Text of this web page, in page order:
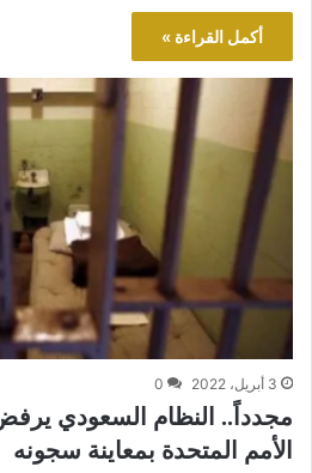
أكمل القراءة »
3 أبريل، 2022 0
مجدداً.. النظام السعودي
الأمم المتحدة بمعاينة سجونه